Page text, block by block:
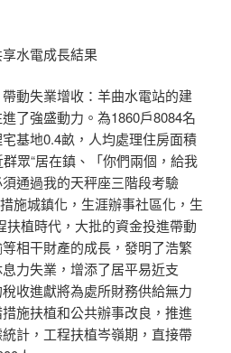
享水電成長結果
動失業增收：羊曲水電站的建
了強盛動力。為1860戶8084名
基地0.4畝，人均處理住房面積
眾“居在鎮、「你們兩個，給我
通過我的天秤座三階段考驗
施城鎮化，生涯辦事社區化，生
扶植時代，大批的資金投進帶動
相干財產的成長，發明了浩繁
力失業，增添了居平易近支
收進獻將為處所財務供給無力
施扶植和公共辦事改良，推進
計，工程扶植岑嶺期，直接帶